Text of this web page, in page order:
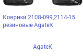
Коврики 2108-099,2114-15
резиновые AgateK
AgateK